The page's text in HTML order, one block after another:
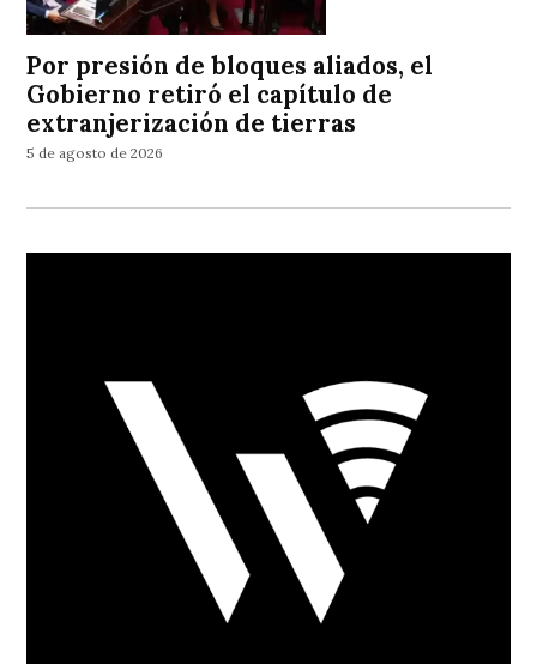
Por presión de bloques aliados, el
Gobierno retiró el capítulo de
extranjerización de tierras
5 de agosto de 2026